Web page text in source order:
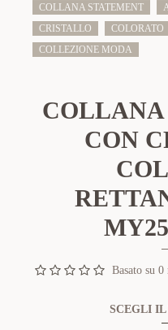
COLLANA STATEMENT
CRISTALLO
COLORATO
COLLEZIONE MODA
CON
Basato su 0
SCEGLI